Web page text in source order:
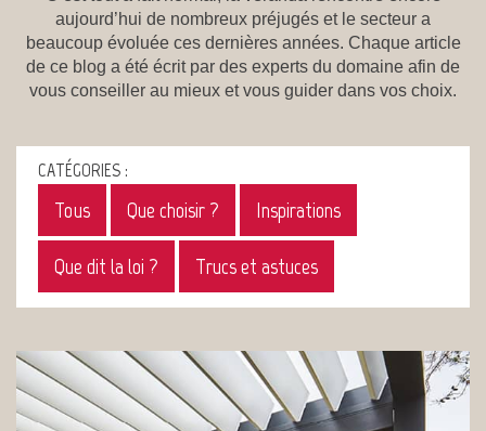
aujourd’hui de nombreux préjugés et le secteur a
beaucoup évoluée ces dernières années. Chaque article
de ce blog a été écrit par des experts du domaine afin de
vous conseiller au mieux et vous guider dans vos choix.
CATÉGORIES :
Tous Que choisir ? Inspirations
Que dit la loi ? Trucs et astuces